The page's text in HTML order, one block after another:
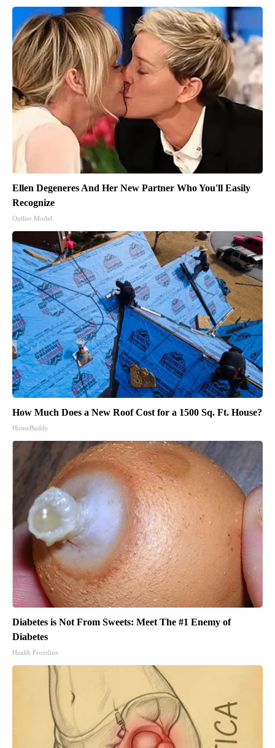
Ellen Degeneres And Her New Partner Who You'll Easily
Recognize
Outlier Model
How Much Does a New Roof Cost for a 1500 Sq. Ft. House?
HomeBuddy
Diabetes is Not From Sweets: Meet The #1 Enemy of
Diabetes
Health Frontline